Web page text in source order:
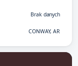
Brak danych
CONWAY, AR